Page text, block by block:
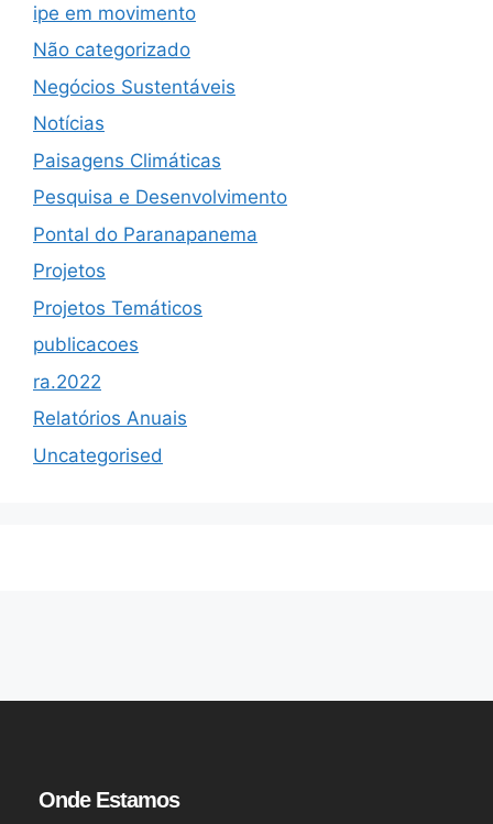
ipe em movimento
Não categorizado
Negócios Sustentáveis
Notícias
Paisagens Climáticas
Pesquisa e Desenvolvimento
Pontal do Paranapanema
Projetos
Projetos Temáticos
publicacoes
ra.2022
Relatórios Anuais
Uncategorised
Onde Estamos